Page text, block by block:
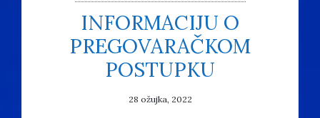
INFORMACIJU O
PREGOVARAČKOM
POSTUPKU
28 ožujka, 2022